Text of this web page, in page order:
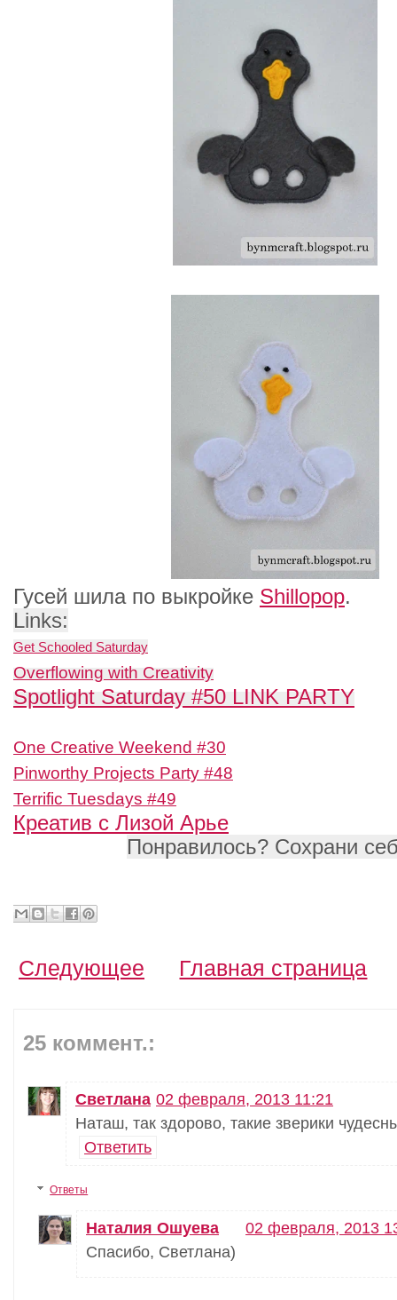
Гусей шила по выкройке Shillopop.
Links:
Get Schooled Saturday
Overflowing with Creativity
Spotlight Saturday #50 LINK PARTY
One Creative Weekend #30
Pinworthy Projects Party #48
Terrific Tuesdays #49
Креатив с Лизой Арье
Понравилось? Сохрани
Следующее Главная страница
25 коммент.:
Светлана 02 февраля, 2013 11:21
Наташ, так здорово, такие зверики
Ответить
Ответы
Наталия Ошуева
02 февраля, 2013
Спасибо, Светлана)